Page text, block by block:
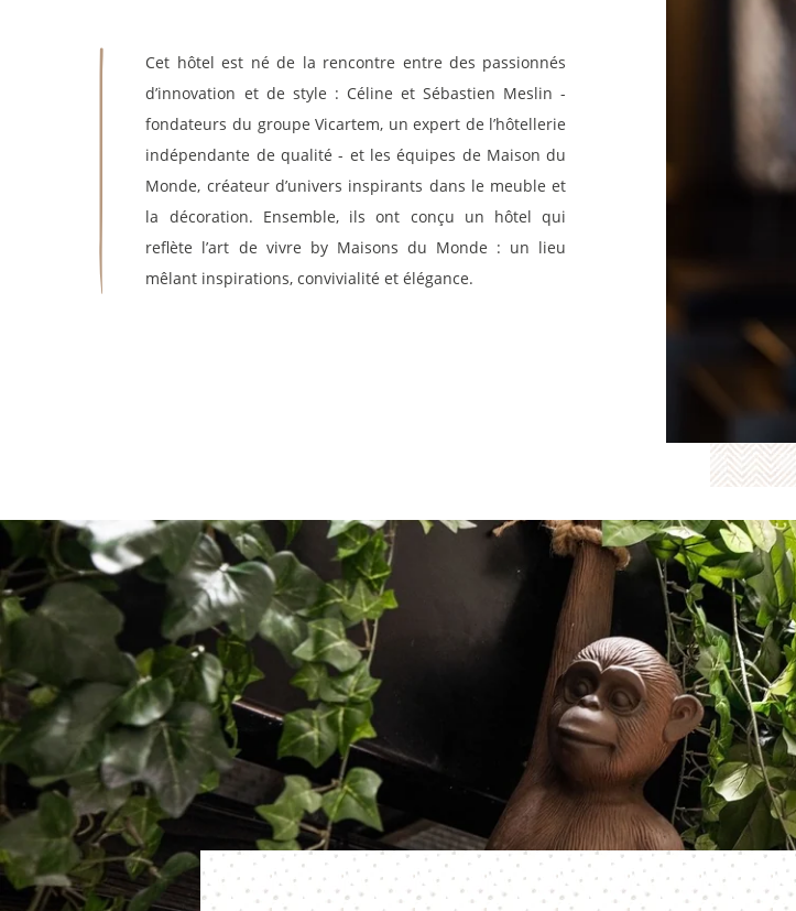
Cet hôtel est né de la rencontre entre des passionnés
d’innovation et de style : Céline et Sébastien Meslin -
fondateurs du groupe Vicartem, un expert de l’hôtellerie
indépendante de qualité - et les équipes de Maison du
Monde, créateur d’univers inspirants dans le meuble et
la décoration. Ensemble, ils ont conçu un hôtel qui
reflète l’art de vivre by Maisons du Monde : un lieu
mêlant inspirations, convivialité et élégance.
SUITES-
GALERIE
OFFRES
ACCÈS
CONTACT &